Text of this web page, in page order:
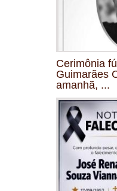
Cerimônia
Guimarães
amanhã, ...